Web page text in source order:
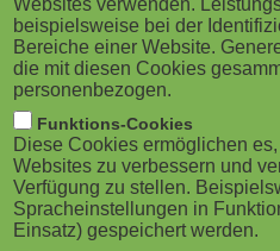
M
o
b
i
l
g
a
o
rasant – Video
Medium der Branche. 75 %
lieber mit Videos als mit
jede Woche Tutorials an, um
Berufsleben zu meistern.
werden eher absolviert als
mehr Zeit kosten.
Websites verwenden.
beispielsweise bei der
Bereiche einer Website.
die mit diesen Cookies
personenbezogen.
Funktions-Cookies
Diese Cookies ermöglichen
Websites zu verbessern und
Verfügung zu stellen.
Spracheinstellungen in
Einsatz) gespeichert werden.